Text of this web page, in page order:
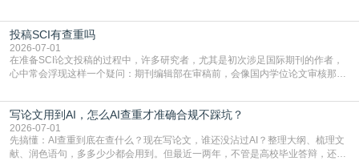
到秃头。这时候靠谱的AI降重真的就是救命稻草，选对工具，半天就能搞定你两
三天都做不完的事。不是所有人都需要用AI降重，但如果你符合下面这些场景，
真的可以试试：初稿写完重复率远超要
投稿SCI有查重吗
2026-07-01
在准备SCI论文投稿的过程中，许多研究者，尤其是初次涉足国际期刊的作者，
心中常会浮现这样一个疑问：期刊编辑部在审稿前，会像国内学位论文审核那
论文的初审通过率。实际上，SCI期刊对重复内容的审查是严谨投稿流程中不可
或缺的一环。本篇AEIC学术交流中心小编就为大家介绍“投稿SCI有查重吗”。
一、查重是标准流程答案是明确的：绝大多数S
写论文用到AI，怎么AI查重才准确合规不踩坑？
2026-07-01
先搞懂：AI查重到底在查什么？现在写论文，谁还没沾过AI？整理大纲、梳理文
献、润色语句，多多少少都会用到。但最近一两年，不管是高校毕业答辩，还是